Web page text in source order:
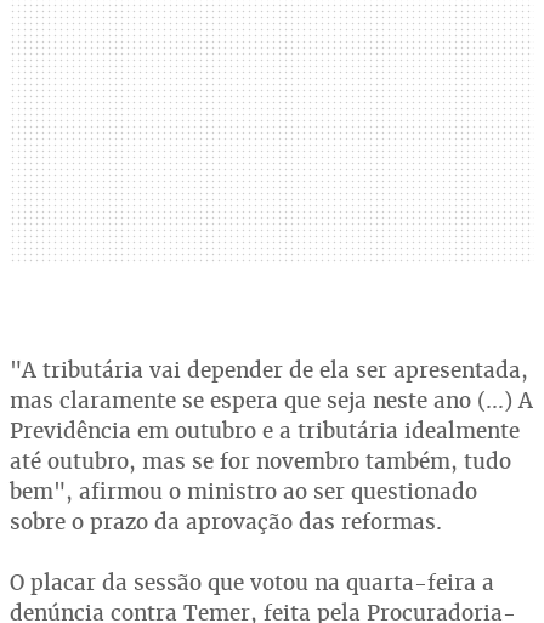
"A tributária vai depender de ela ser apresentada,
mas claramente se espera que seja neste ano (...) A
Previdência em outubro e a tributária idealmente
até outubro, mas se for novembro também, tudo
bem", afirmou o ministro ao ser questionado
sobre o prazo da aprovação das reformas.
O placar da sessão que votou na quarta-feira a
denúncia contra Temer, feita pela Procuradoria-